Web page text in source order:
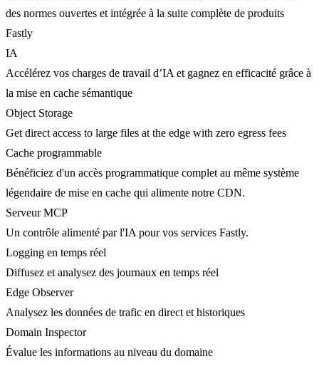
des normes ouvertes et intégrée à la suite complète de produits
Fastly
IA
Accélérez vos charges de travail d’IA et gagnez en efficacité grâce à
la mise en cache sémantique
Object Storage
Get direct access to large files at the edge with zero egress fees
Cache programmable
Bénéficiez d'un accès programmatique complet au même système
légendaire de mise en cache qui alimente notre CDN.
Serveur MCP
Un contrôle alimenté par l'IA pour vos services Fastly.
Logging en temps réel
Diffusez et analysez des journaux en temps réel
Edge Observer
Analysez les données de trafic en direct et historiques
Domain Inspector
Évalue les informations au niveau du domaine